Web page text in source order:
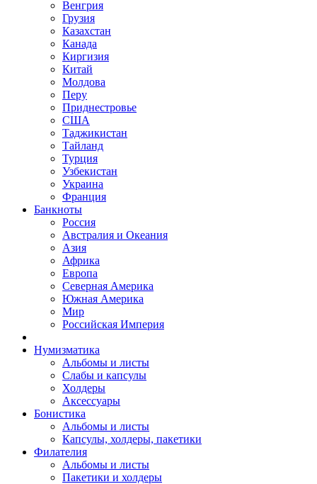
Венгрия
Грузия
Казахстан
Канада
Киргизия
Китай
Молдова
Перу
Приднестровье
США
Таджикистан
Тайланд
Турция
Узбекистан
Украина
Франция
Банкноты
Россия
Австралия и Океания
Азия
Африка
Европа
Северная Америка
Южная Америка
Мир
Российская Империя
Нумизматика
Альбомы и листы
Слабы и капсулы
Холдеры
Аксессуары
Бонистика
Альбомы и листы
Капсулы, холдеры, пакетики
Филателия
Альбомы и листы
Пакетики и холдеры